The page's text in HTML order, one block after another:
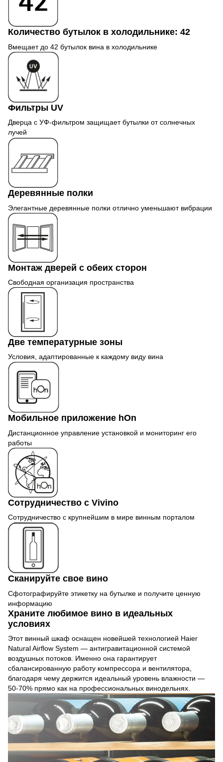
Количество бутылок в холодильнике: 42
Вмещает до 42 бутылок вина в холодильнике
Фильтры UV
Дверца с УФ-фильтром защищает бутылки от солнечных
лучей
Деревянные полки
Элегантные деревянные полки отлично уменьшают вибрации
Монтаж дверей с обеих сторон
Свободная организация пространства
Две температурные зоны
Условия, адаптированные к каждому виду вина
Мобильное приложение hOn
Дистанционное управление установкой и мониторинг его
работы
Сотрудничество с Vivino
Сотрудничество с крупнейшим в мире винным порталом
Сканируйте свое вино
Сфотографируйте этикетку на бутылке и получите ценную
информацию
Храните любимое вино в идеальных
условиях
Этот винный шкаф оснащен новейшей технологией Haier
Natural Airflow System — антигравитационной системой
воздушных потоков. Именно она гарантирует
сбалансированную работу компрессора и вентилятора,
благодаря чему держится идеальный уровень влажности —
50-70% прямо как на профессиональных винодельнях.